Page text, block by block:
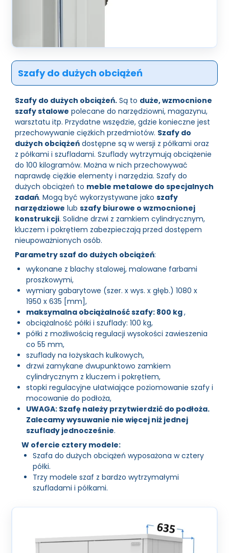
Szafy do dużych obciążeń
Szafy do dużych obciążeń. Są to duże, wzmocnione
szafy stalowe polecane do narzędziowni, magazynu,
warsztatu itp. Przydatne wszędzie, gdzie konieczne jest
przechowywanie ciężkich przedmiotów. Szafy do
dużych obciążeń dostępne są w wersji z półkami oraz
z półkami i szufladami. Szuflady wytrzymują obciążenie
do 100 kilogramów. Można w nich przechowywać
naprawdę ciężkie elementy i narzędzia. Szafy do
dużych obciążeń to meble metalowe do specjalnych
zadań. Mogą być wykorzystywane jakoszafy
narzędziowe lubszafy biurowe o wzmocnionej
konstrukcji. Solidne drzwi z zamkiem cylindrycznym,
kluczem i pokrętłem zabezpieczają przed dostępem
nieupoważnionych osób.
Parametry szaf do dużych obciążeń:
wykonane z blachy stalowej, malowane farbami
proszkowymi,
wymiary gabarytowe (szer. x wys. x głęb.) 1080 x
1950 x 635 [mm],
maksymalna obciążalność szafy: 800 kg,
obciążalność półki i szuflady: 100 kg,
półki z możliwością regulacji wysokości zawieszenia
co 55 mm,
szuflady na łożyskach kulkowych,
drzwi zamykane dwupunktowo zamkiem
cylindrycznym z kluczem i pokrętłem,
stopki regulacyjne ułatwiające poziomowanie szafy i
mocowanie do podłoża,
UWAGA: Szafę należy przytwierdzić do podłoża.
Zalecamy wysuwanie nie więcej niż jednej
szuflady jednocześnie.
W ofercie cztery modele:
Szafa do dużych obciążeń wyposażona w cztery
półki.
Trzy modele szaf z bardzo wytrzymałymi
szufladami i półkami.